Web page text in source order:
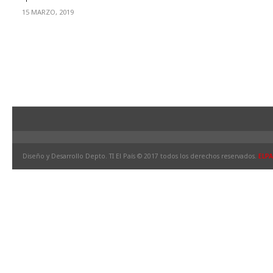
15 MARZO, 2019
Diseño y Desarrollo Depto. TI El País © 2017 todos los derechos reservados.